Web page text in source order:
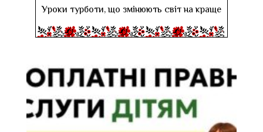
Уроки турботи, що змінюють світ на краще